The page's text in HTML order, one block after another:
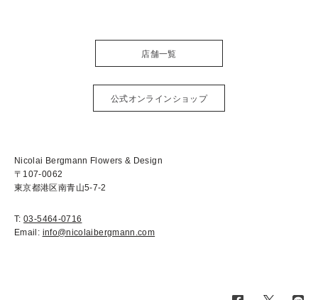
店舗一覧
公式オンラインショップ
Nicolai Bergmann Flowers & Design
〒107-0062
東京都港区南青山5-7-2
T:03-5464-0716
Email: info@nicolaibergmann.com